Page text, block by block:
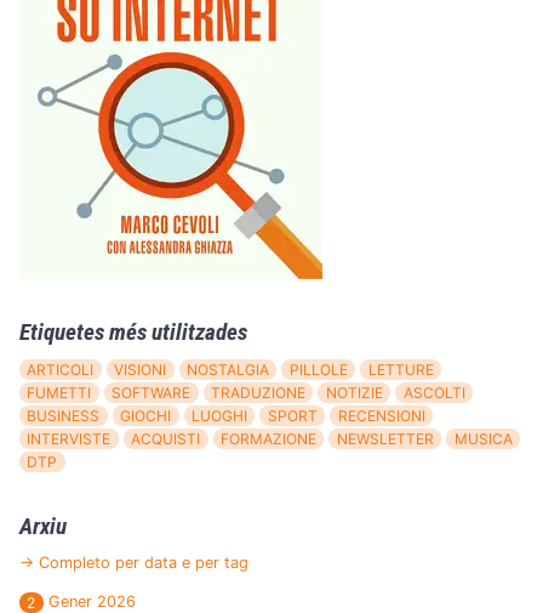
Etiquetes més utilitzades
ARTICOLI VISIONI NOSTALGIA PILLOLE
LETTURE
FUMETTI
SOFTWARE TRADUZIONE NOTIZIE
ASCOLTI
BUSINESS
GIOCHI LUOGHI SPORT
RECENSIONI
INTERVISTE
ACQUISTI FORMAZIONE NEWSLETTER
MUSICA
DTP
Arxiu
→ Completo per data e per tag
2
Gener 2026